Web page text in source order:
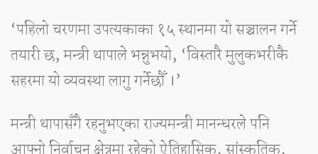
‘पहिलो चरणमा उपत्यकाका १५ स्थानमा यो सञ्चालन गर्ने
तयारी छ, मन्त्री थापाले भन्नुभयो, ‘विस्तारै मुलुकभरीकै
सहरमा यो व्यवस्था लागु गर्नेछौँ ।’
मन्त्री थापासँगै रहनुभएका राज्यमन्त्री मानन्धरले पनि